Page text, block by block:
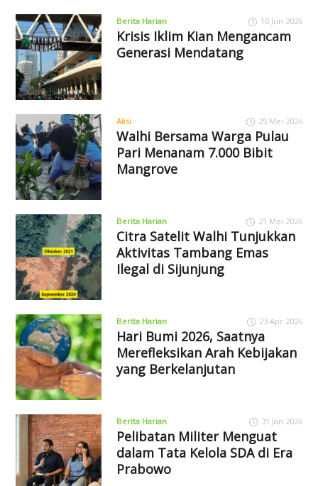
Berita Harian 10 Jun 2026
Krisis Iklim Kian Mengancam
Generasi Mendatang
Aksi 25 Mei 2026
Walhi Bersama Warga Pulau
Pari Menanam 7.000 Bibit
Mangrove
Berita Harian 21 Mei 2026
Citra Satelit Walhi Tunjukkan
Aktivitas Tambang Emas
Ilegal di Sijunjung
Berita Harian 23 Apr 2026
Hari Bumi 2026, Saatnya
Merefleksikan Arah Kebijakan
yang Berkelanjutan
Berita Harian 31 Jan 2026
Pelibatan Militer Menguat
dalam Tata Kelola SDA di Era
Prabowo